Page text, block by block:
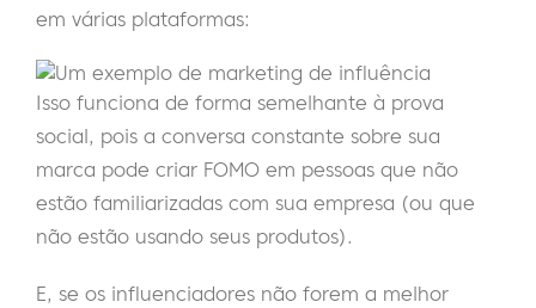
em várias plataformas:
Isso funciona de forma semelhante à prova
social, pois a conversa constante sobre sua
marca pode criar FOMO em pessoas que não
estão familiarizadas com sua empresa (ou que
não estão usando seus produtos).
E, se os influenciadores não forem a melhor